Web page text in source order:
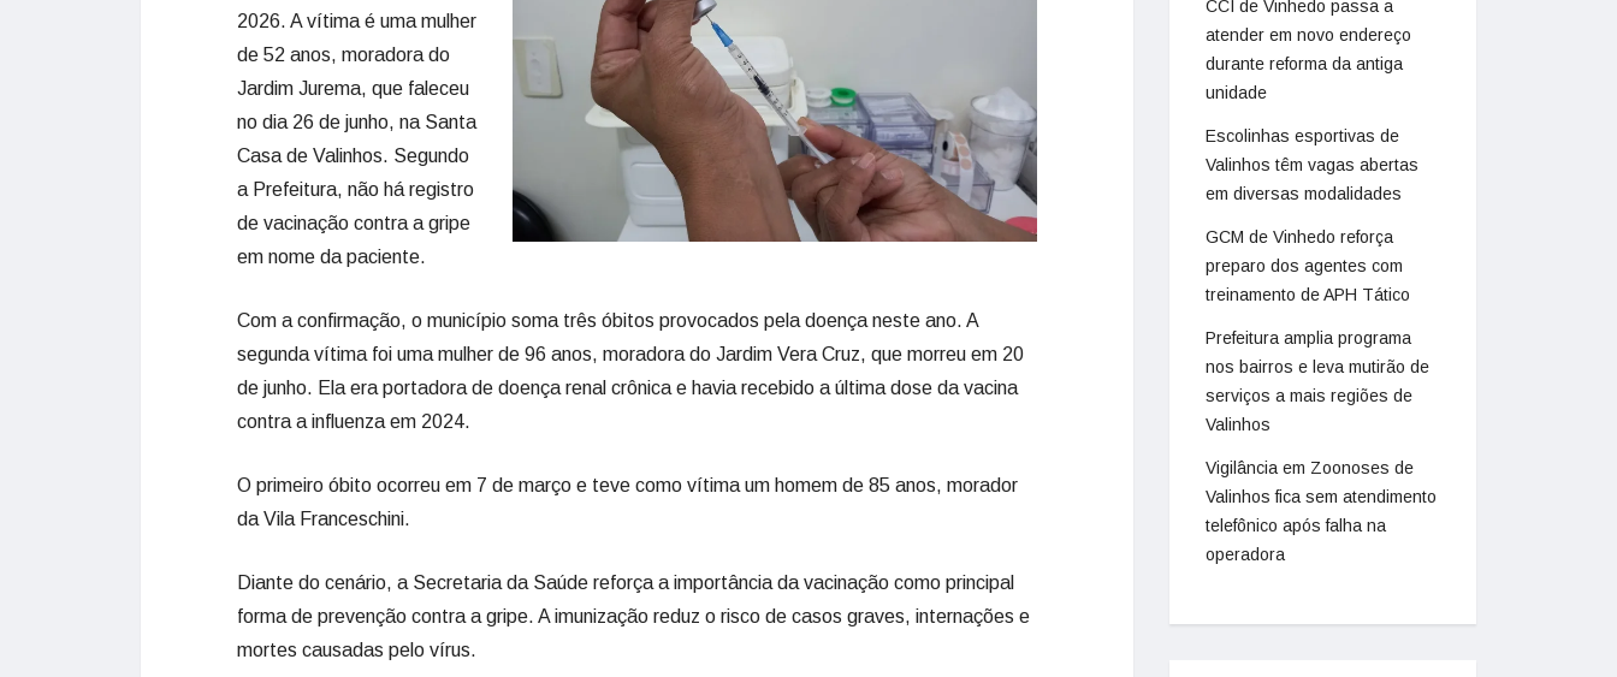
2026. A vítima é uma mulher
de 52 anos, moradora do
Jardim Jurema, que faleceu
no dia 26 de junho, na Santa
Casa de Valinhos. Segundo
a Prefeitura, não há registro
de vacinação contra a gripe
em nome da paciente.
Com a confirmação, o município soma três óbitos provocados pela doença neste ano. A
segunda vítima foi uma mulher de 96 anos, moradora do Jardim Vera Cruz, que morreu em 20
de junho. Ela era portadora de doença renal crônica e havia recebido a última dose da vacina
contra a influenza em 2024.
O primeiro óbito ocorreu em 7 de março e teve como vítima um homem de 85 anos, morador
da Vila Franceschini.
Diante do cenário, a Secretaria da Saúde reforça a importância da vacinação como principal
forma de prevenção contra a gripe. A imunização reduz o risco de casos graves, internações e
mortes causadas pelo vírus.
CCI de Vinhedo passa a
atender em novo endereço
durante reforma da antiga
unidade
Escolinhas esportivas de
Valinhos têm vagas abertas
em diversas modalidades
GCM de Vinhedo reforça
preparo dos agentes com
treinamento de APH Tático
Prefeitura amplia programa
nos bairros e leva mutirão de
serviços a mais regiões de
Valinhos
Vigilância em Zoonoses de
Valinhos fica sem atendimento
telefônico após falha na
operadora